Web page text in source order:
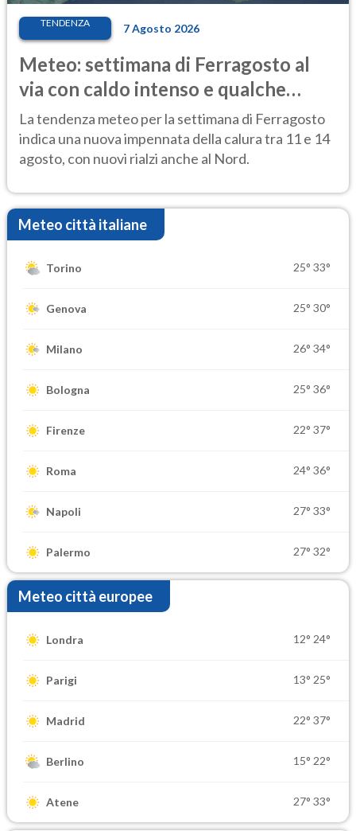
TENDENZA 7 Agosto 2026
Meteo: settimana di Ferragosto al
via con caldo intenso e qualche
temporale
La tendenza meteo per la settimana di Ferragosto
indica una nuova impennata della calura tra 11 e 14
agosto, con nuovi rialzi anche al Nord.
Meteo città italiane
Torino 25° 33°
Genova 25° 30°
Milano 26° 34°
Bologna 25° 36°
Firenze 22° 37°
Roma 24° 36°
Napoli 27° 33°
Palermo 27° 32°
Meteo città europee
Londra 12° 24°
Parigi 13° 25°
Madrid 22° 37°
Berlino 15° 22°
Atene 27° 33°